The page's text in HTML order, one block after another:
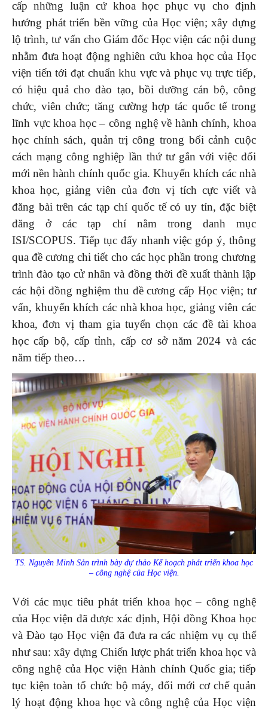
cấp những luận cứ khoa học phục vụ cho định
hướng phát triển bền vững của Học viện; xây dựng
lộ trình, tư vấn cho Giám đốc Học viện các nội dung
nhằm đưa hoạt động nghiên cứu khoa học của Học
viện tiến tới đạt chuẩn khu vực và phục vụ trực tiếp,
có hiệu quả cho đào tạo, bồi dưỡng cán bộ, công
chức, viên chức; tăng cường hợp tác quốc tế trong
lĩnh vực khoa học – công nghệ về hành chính, khoa
học chính sách, quản trị công trong bối cảnh cuộc
cách mạng công nghiệp lần thứ tư gắn với việc đổi
mới nền hành chính quốc gia. Khuyến khích các nhà
khoa học, giảng viên của đơn vị tích cực viết và
đăng bài trên các tạp chí quốc tế có uy tín, đặc biệt
đăng ở các tạp chí nằm trong danh mục
ISI/SCOPUS. Tiếp tục đẩy nhanh việc góp ý, thông
qua đề cương chi tiết cho các học phần trong chương
trình đào tạo cử nhân và đồng thời đề xuất thành lập
các hội đồng nghiệm thu đề cương cấp Học viện; tư
vấn, khuyến khích các nhà khoa học, giảng viên các
khoa, đơn vị tham gia tuyển chọn các đề tài khoa
học cấp bộ, cấp tỉnh, cấp cơ sở năm 2024 và các
năm tiếp theo…
TS. Nguyễn Minh Sản trình bày dự thảo Kế hoạch phát triển khoa học
– công nghệ của Học viện.
Với các mục tiêu phát triển khoa học – công nghệ
của Học viện đã được xác định, Hội đồng Khoa học
và Đào tạo Học viện đã đưa ra các nhiệm vụ cụ thể
như sau: xây dựng Chiến lược phát triển khoa học và
công nghệ của Học viện Hành chính Quốc gia; tiếp
tục kiện toàn tổ chức bộ máy, đổi mới cơ chế quản
lý hoạt động khoa học và công nghệ của Học viện